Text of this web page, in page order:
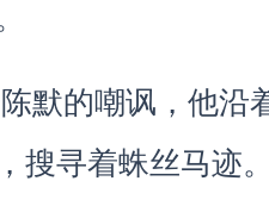
默的嘲讽，他沿
搜寻着蛛丝马迹